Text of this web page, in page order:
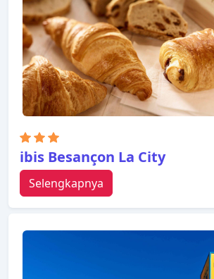
ibis Besançon La City
Selengkapnya